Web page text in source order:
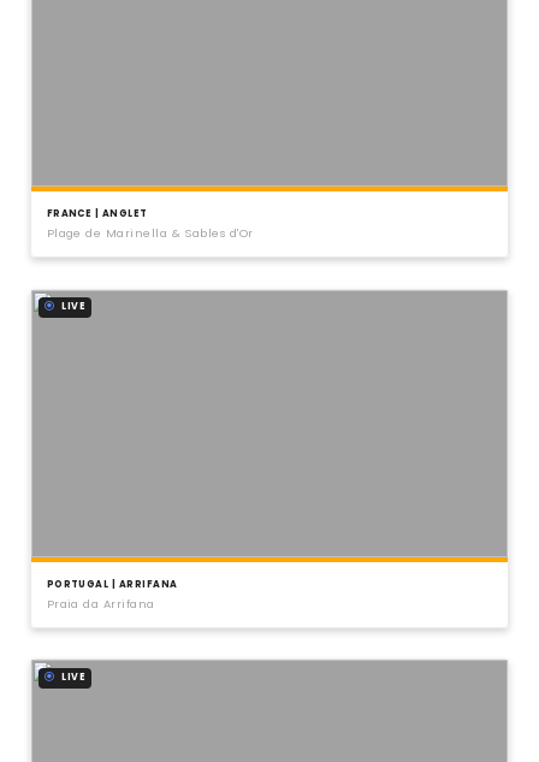
FRANCE | ANGLET
Plage de Marinella & Sables d'Or
LIVE
PORTUGAL | ARRIFANA
Praia da Arrifana
LIVE